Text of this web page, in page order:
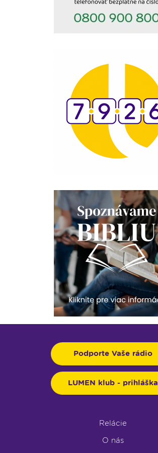
Podporte Vaše rádio
LUMEN klub - prihláška
Relácie
O nás